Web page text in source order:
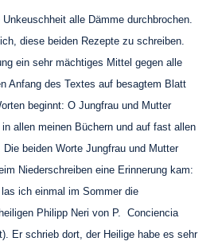
alle Dämme durchbrochen.
diese beiden Rezepte zu schreiben.
ein sehr mächtiges Mittel gegen alle
Anfang des Textes auf besagtem Blatt
beginnt: O Jungfrau und Mutter
in allen meinen Büchern und auf fast allen
Die beiden Worte Jungfrau und Mutter
Niederschreiben eine Erinnerung kam:
ich einmal im Sommer die
heiligen Philipp Neri von P. Conciencia
Er schrieb dort, der Heilige habe es sehr